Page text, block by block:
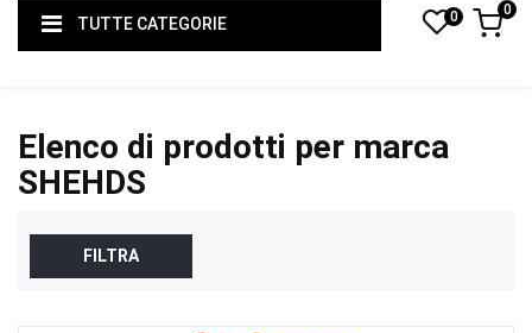
TUTTE CATEGORIE 0 0
Elenco di prodotti per marca
SHEHDS
FILTRA